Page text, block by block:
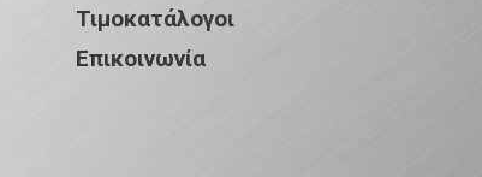
Τιμοκατάλογοι
Επικοινωνία